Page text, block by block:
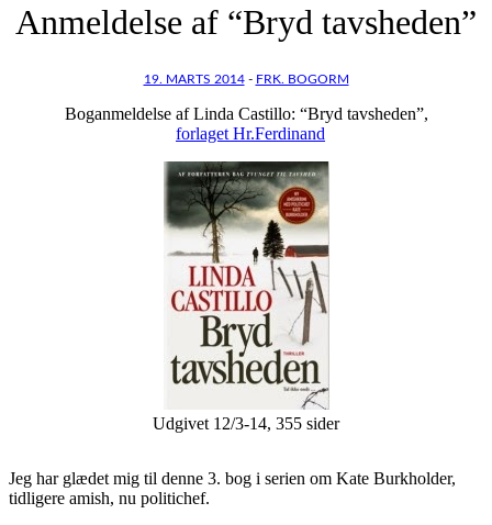
Anmeldelse af “Bryd tavsheden”
19. MARTS 2014- FRK. BOGORM
Boganmeldelse af Linda Castillo: “Bryd tavsheden”,
forlaget Hr.Ferdinand
Udgivet 12/3-14, 355 sider
Jeg har glædet mig til denne 3. bog i serien om Kate Burkholder,
tidligere amish, nu politichef.